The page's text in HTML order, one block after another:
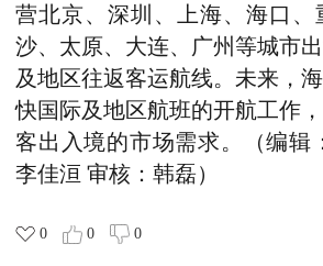
营北京、深圳、
上海、 海口、
沙、太原、大连、广州等城市
及地区往返客运航线。未来，
快国际及地区航班的开航工作
客出入境的市场需求。（编辑
李佳洹 审核：韩磊）
0 0 0